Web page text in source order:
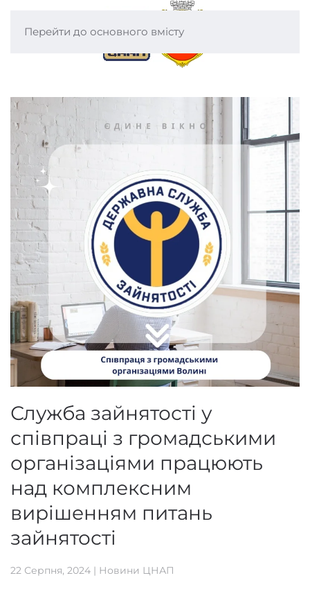
Перейти до основного вмісту
Служба зайнятості у
співпраці з громадськими
організаціями працюють
над комплексним
вирішенням питань
зайнятості
22 Серпня, 2024 | Новини ЦНАП